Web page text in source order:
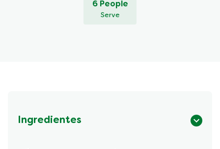
6 People
Serve
Ingredientes